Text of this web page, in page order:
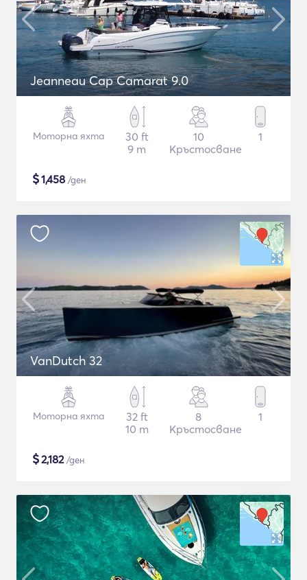
Jeanneau Cap Camarat 9.0
Моторна яхта
30 ft
9 m
10
Кръстосване
1
$1,458 /ден
VanDutch 32
Моторна яхта
32 ft
10 m
8
Кръстосване
1
$2,182/ден